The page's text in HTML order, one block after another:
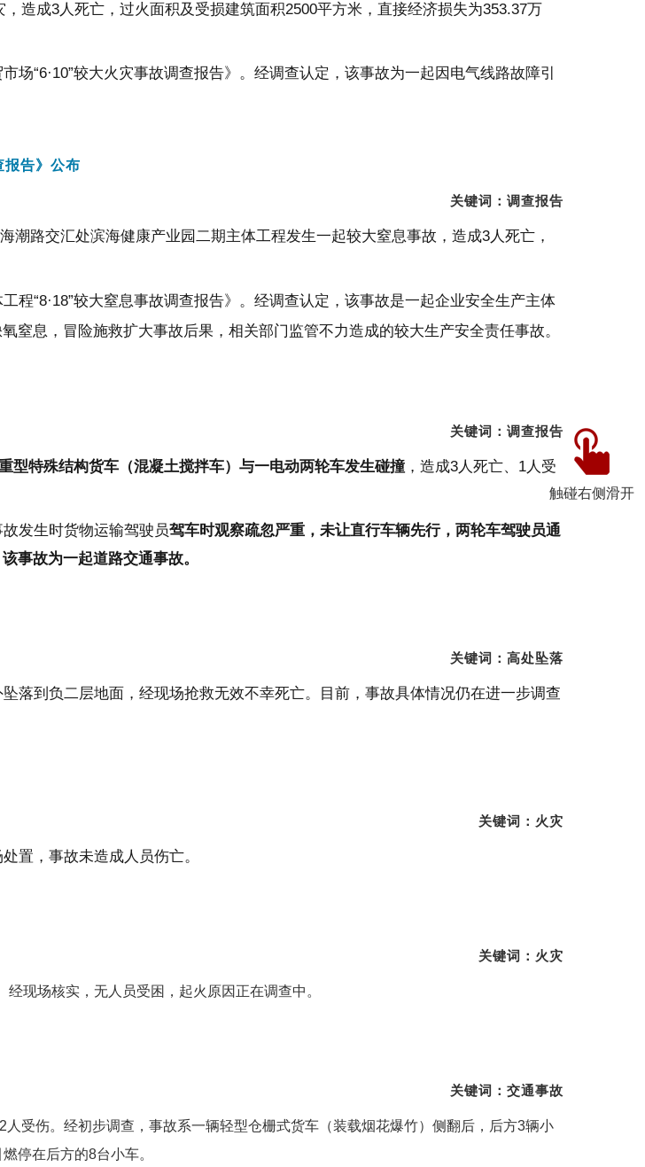
触碰右侧滑开
造成3人死亡，过火面积及受损建筑面积2500平方米，直接经济损失为353.37万
“6·10”较大火灾事故调查报告》。经调查认定，该事故为一起因电气线路故障引
报告》公布
关键词：调查报告
路交汇处滨海健康产业园二期主体工程发生一起较大窒息事故，造成3人死亡，
程“8·18”较大窒息事故调查报告》。经调查认定，该事故是一起企业安全生产主体
息，冒险施救扩大事故后果，相关部门监管不力造成的较大生产安全责任事故。
关键词：调查报告
型特殊结构货车（混凝土搅拌车）与一电动两轮车发生碰撞 ，造成3人死亡、 1人受
发生时货物运输驾驶员驾车时观察疏忽严重，未让直行车辆先行，两轮车驾驶员通
事故为一起道路交通事故。
关键词：高处坠落
落到负二层地面 ， 经现场抢救无效不幸死亡。目前，事故具体情况仍在进一步调查
关键词：火灾
置，事故未造成人员伤亡。
关键词：火灾
现场核实，无人员受困，起火原因正在调查中。
关键词：交通事故
受伤。经初步调查，事故系一辆轻型仓栅式货车（装载烟花爆竹）侧翻后，后方3辆小
燃停在后方的8台小车。